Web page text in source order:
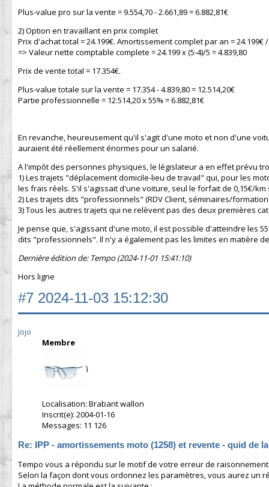
Plus-value pro sur la vente = 9.554,70 - 2.661,89 = 6.882,81€
2) Option en travaillant en prix complet
Prix d'achat total = 24.199€. Amortissement complet par an = 24.199€ /
=> Valeur nette comptable complete = 24.199 x (5-4)/5 = 4.839,80
Prix de vente total = 17.354€.
Plus-value totale sur la vente = 17.354 - 4.839,80 = 12.514,20€
Partie professionnelle = 12.514,20 x 55% = 6.882,81€
En revanche, heureusement qu'il s'agit d'une moto et non d'une
auraient été réellement énormes pour un salarié.
A l'impôt des personnes physiques, le législateur a en effet prévu
1) Les trajets "déplacement domicile-lieu de travail" qui, pour les
les frais réels. S'il s'agissait d'une voiture, seul le forfait de 0,15€/
2) Les trajets dits "professionnels" (RDV Client, séminaires/
3) Tous les autres trajets qui ne relèvent pas des deux premières
Je pense que, s'agissant d'une moto, il est possible d'atteindre les
dits "professionnels". Il n'y a également pas les limites en matière
Dernière édition de: Tempo (2024-11-01 15:41:10)
Hors ligne
#7 2024-11-03 15:12:30
Jojo
Membre
Localisation: Brabant wallon
Inscrit(e): 2004-01-16
Messages: 11 126
Re: IPP - amortissements moto (1258) et revente - quid de
Tempo vous a répondu sur le motif de votre erreur de
Selon la façon dont vous ordonnez les paramètres, vous aurez un